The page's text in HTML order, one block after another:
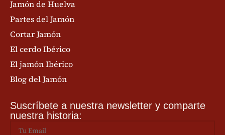
Jamón de Huelva
Partes del Jamón
Cortar Jamón
El cerdo Ibérico
El jamón Ibérico
Blog del Jamón
Suscríbete a nuestra newsletter y comparte
nuestra historia: